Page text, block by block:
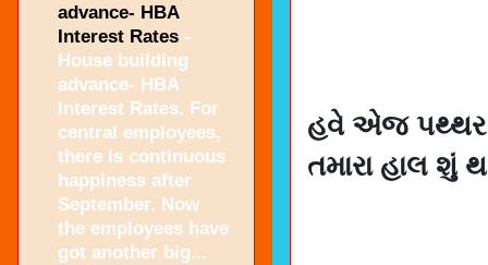
હવે એજ પથ્થર
તમારા હાલ શું
advance- HBA
Interest Rates -
House building
advance- HBA
Interest Rates. For
central employees,
there is continuous
happiness after
September. Now
the employees have
got another big...